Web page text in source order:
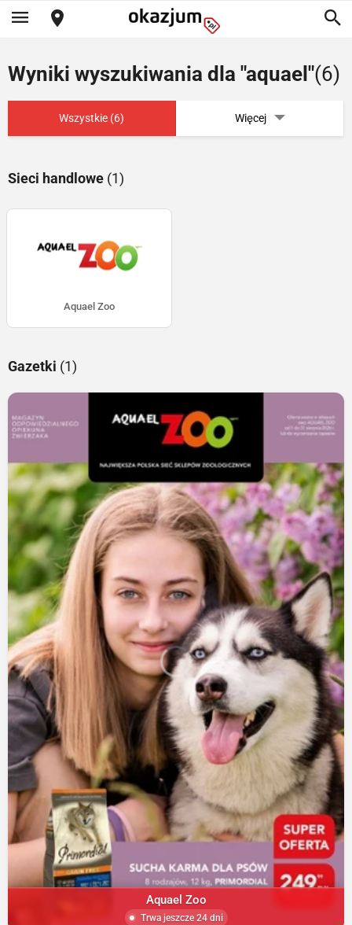
Wyniki wyszukiwania dla "aquael"(6)
Wszystkie (6) Więcej
Sieci handlowe (1)
Aquael Zoo
Gazetki (1)
Aquael Zoo
Trwa jeszcze 24 dni